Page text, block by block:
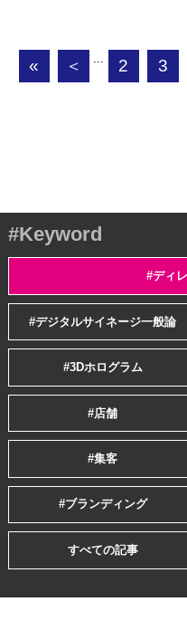
« ＜ ... 2 3
#Keyword
#ディ
#デジタルサイネージ一般論
#3Dホログラム
#店舗
#集客
#ブランディング
すべての記事